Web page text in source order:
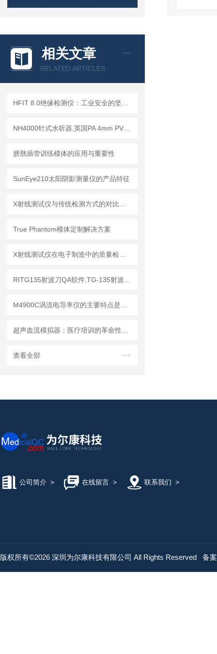
相关文章
RELATED ARTICLES
膀胱插管训练模体的应用与重要性
SunEye210太阳阴影测量仪的产品特征
True Phantom模体定制解决方案
查看全部
公司简介 > 在线留言> 联系我们 >
版权所有©2026 深圳为尔康科技有限公司 All Rights Reserved 备